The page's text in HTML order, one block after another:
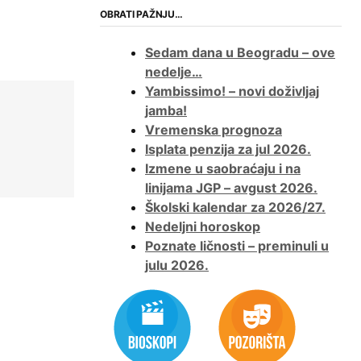
OBRATI PAŽNJU…
Sedam dana u Beogradu – ove
nedelje…
Yambissimo! – novi doživljaj
jamba!
Vremenska prognoza
Isplata penzija za jul 2026.
Izmene u saobraćaju i na
linijama JGP – avgust 2026.
Školski kalendar za 2026/27.
Nedeljni horoskop
Poznate ličnosti – preminuli u
julu 2026.